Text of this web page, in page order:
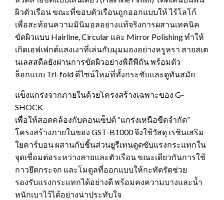
ผิวตัวเรือน ขณะที่ขอบตัวเรือนถูกออกแบบให้ ไร้โลโก้
เพื่อสะท้อนความมินิมอลอย่างแท้จริงการผสานเทคนิค
ขัดผิวแบบ Hairline, Circular และ Mirror Polishing ทำให้
เกิดเอฟเฟกต์แสงเงาที่เล่นกับมุมมองอย่างหรูหรา สายสเต
นเลสสตีลยังผ่านการขัดผิวอย่างพิถีพิถัน พร้อมตัว
ล็อกแบบ Tri-fold ดีไซน์ใหม่ที่ทั้งกระชับและดูทันสมัย
แข็งแกร่งจากภายในด้วยโครงสร้างเฉพาะของ G-
SHOCK
เพื่อให้สอดคล้องกับคอนเซ็ปต์ “แกร่งเหนือขีดจำกัด”
โครงสร้างภายในของ GST-B1000 จึงใช้วัสดุ เรซินเสริม
ใยคาร์บอน ผสานกับชิ้นส่วนยูรีเทนดูดซับแรงกระแทกใน
จุดเชื่อมต่อระหว่างสายและตัวเรือน ขณะเดียวกันการใช้
กาวยึดกระจก และโมดูลที่ออกแบบให้กะทัดรัดช่วย
รองรับแรงกระแทกได้อย่างดี พร้อมคงความบางและน้ำ
หนักเบาไว้ได้อย่างน่าประทับใจ